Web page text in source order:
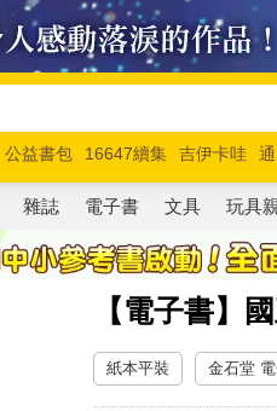
公益書包 16647續集 吉伊卡哇
馬斯克 玩具總動員5 超慢跑
雜誌 電子書 文具 玩具
【電子書】
紙本平裝 金石堂